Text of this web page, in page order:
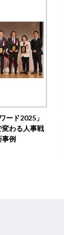
ード2025」
わる人事戦
例